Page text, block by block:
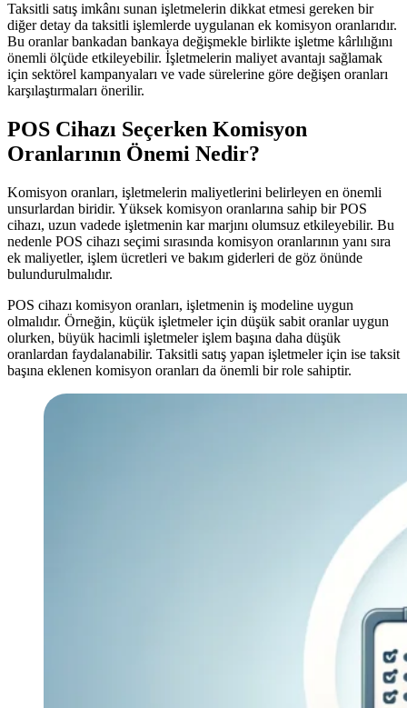
Taksitli satış imkânı sunan işletmelerin dikkat etmesi gereken bir
diğer detay da taksitli işlemlerde uygulanan ek komisyon oranlarıdır.
Bu oranlar bankadan bankaya değişmekle birlikte işletme kârlılığını
önemli ölçüde etkileyebilir. İşletmelerin maliyet avantajı sağlamak
için sektörel kampanyaları ve vade sürelerine göre değişen oranları
karşılaştırmaları önerilir.
POS Cihazı Seçerken Komisyon
Oranlarının Önemi Nedir?
Komisyon oranları, işletmelerin maliyetlerini belirleyen en önemli
unsurlardan biridir. Yüksek komisyon oranlarına sahip bir POS
cihazı, uzun vadede işletmenin kar marjını olumsuz etkileyebilir. Bu
nedenle POS cihazı seçimi sırasında komisyon oranlarının yanı sıra
ek maliyetler, işlem ücretleri ve bakım giderleri de göz önünde
bulundurulmalıdır.
POS cihazı komisyon oranları, işletmenin iş modeline uygun
olmalıdır. Örneğin, küçük işletmeler için düşük sabit oranlar uygun
olurken, büyük hacimli işletmeler işlem başına daha düşük
oranlardan faydalanabilir. Taksitli satış yapan işletmeler için ise taksit
başına eklenen komisyon oranları da önemli bir role sahiptir.